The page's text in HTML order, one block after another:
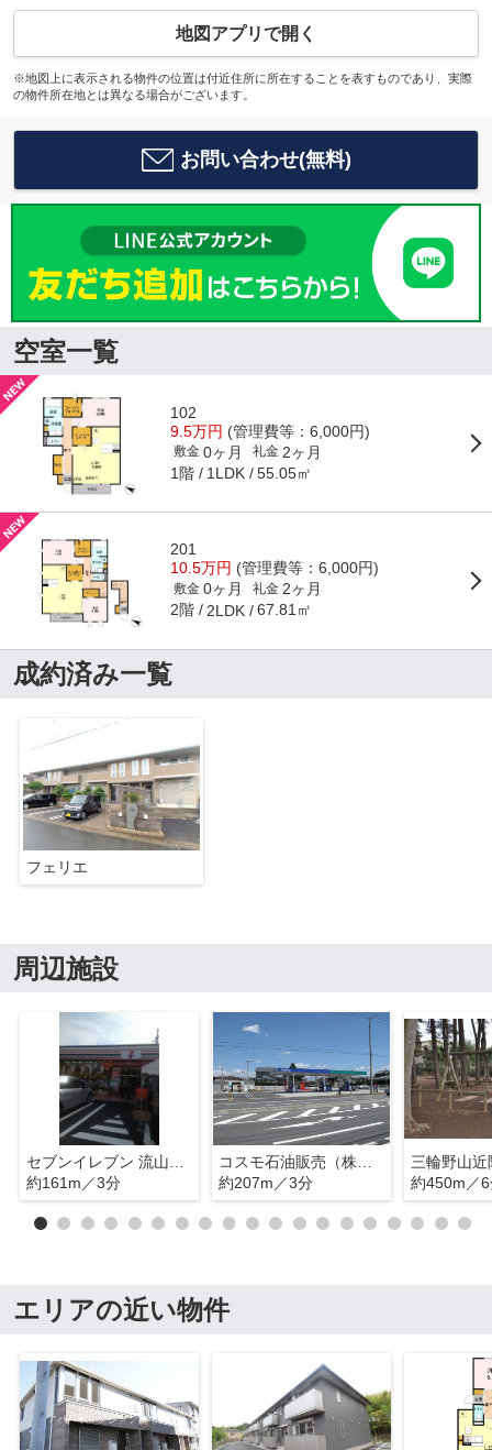
地図アプリで開く
※地図上に表示される物件の位置は付近住所に所在することを表すものであり、実際
の物件所在地とは異なる場合がございます。
お問い合わせ(無料)
空室一覧
102
9.5万円 (管理費等：6,000円)
敷金 0ヶ月 礼金 2ヶ月
1階 1LDK 55.05㎡
201
10.5万円 (管理費等：6,000円)
敷金 0ヶ月 礼金 2ヶ月
2階 2LDK 67.81㎡
成約済み一覧
フェリエ
周辺施設
約161m／3分
コスモ石油販売（株） セルフピュア流山インター南
約207m／3分
三輪野山近
約450m／
エリアの近い物件